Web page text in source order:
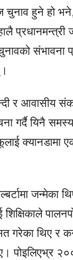
हुने हो
प्रधानमन्त्री
संभावना
र आवासीय
गर्दै यिनै
क्यानडामा
जन्मेका
गरेका थिए र
पोइलिएभ्र